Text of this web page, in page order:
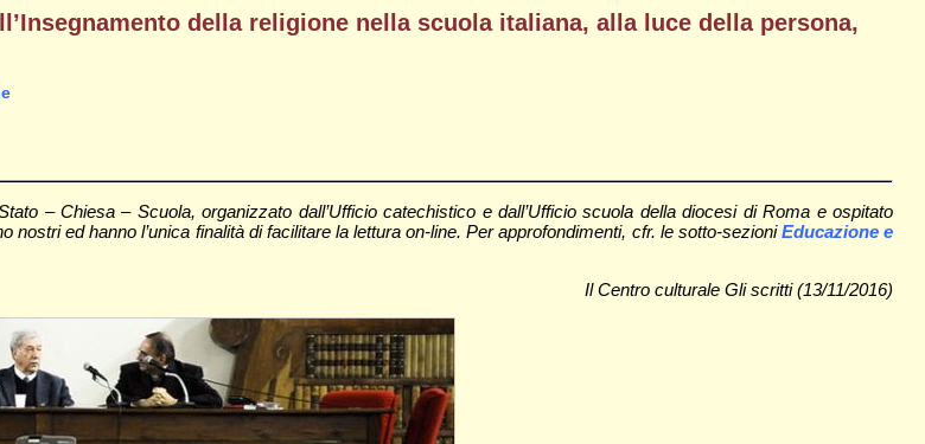
della religione nella scuola italiana, alla luce della persona,
– Chiesa – Scuola, organizzato dall’Ufficio catechistico e dall’Ufficio scuola della diocesi di Roma e ospitato
nostri ed hanno l’unica finalità di facilitare la lettura on-line. Per approfondimenti, cfr. le sotto-sezioniEducazione e
Il Centro culturale Gli scritti (13/11/2016)